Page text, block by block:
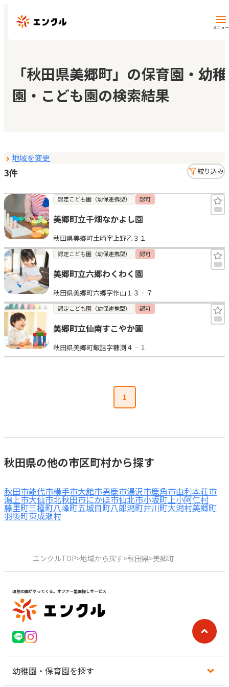
メニュー
保育園・幼稚園を探す
地図から探す
マイページ
お気に入り
見学日記
メッセージ
おすすめの園
エンクルの特徴と活用方法
コラム
お知らせ
「秋田県美郷町」の保育園・幼稚
園・こども園の検索結果
地域を変更
3件 絞り込み
認定こども園（幼保連携型） 認可
美郷町立千畑なかよし園
秋田県美郷町土崎字上野乙３１
認定こども園（幼保連携型） 認可
美郷町立六郷わくわく園
秋田県美郷町六郷字作山１３‐７
認定こども園（幼保連携型） 認可
美郷町立仙南すこやか園
秋田県美郷町飯詰字糠渕４‐１
1
秋田県の他の市区町村から探す
秋田市能代市横手市大館市男鹿市湯沢市鹿角市由利本荘市
潟上市大仙市北秋田市にかほ市仙北市小坂町上小阿仁村
藤里町三種町八峰町五城目町八郎潟町井川町大潟村美郷町
羽後町東成瀬村
エンクルTOP>地域から探す>秋田県>美郷町
理想の園がやってくる。オファー型園探しサービス
幼稚園・保育園を探す